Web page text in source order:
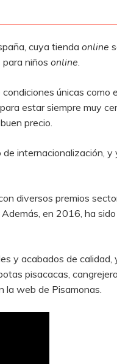
cuya tiendaonline
para niñosonline.
únicas
estar siempre muy
precio.
internacionalización,
diversos premios
en 2016, ha
y acabados de
pisacacas,
la web de Pisamonas.